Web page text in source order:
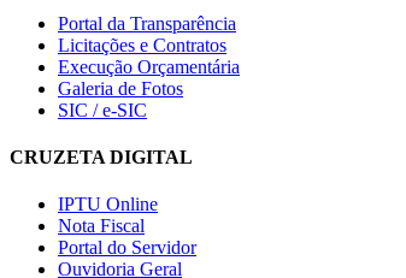
Portal da Transparência
Licitações e Contratos
Execução Orçamentária
Galeria de Fotos
SIC / e-SIC
CRUZETA DIGITAL
IPTU Online
Nota Fiscal
Portal do Servidor
Ouvidoria Geral